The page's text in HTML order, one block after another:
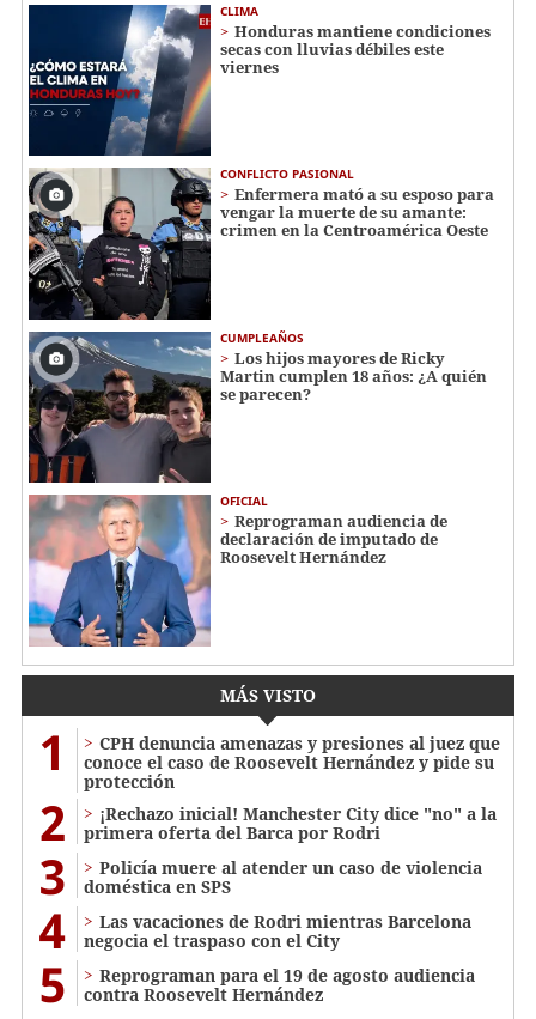
CLIMA
Honduras mantiene condiciones
secas con lluvias débiles este
viernes
CONFLICTO PASIONAL
Enfermera mató a su esposo para
vengar la muerte de su amante:
crimen en la Centroamérica Oeste
CUMPLEAÑOS
Los hijos mayores de Ricky
Martin cumplen 18 años: ¿A quién
se parecen?
OFICIAL
Reprograman audiencia de
declaración de imputado de
Roosevelt Hernández
MÁS VISTO
1
CPH denuncia amenazas y presiones al juez que
conoce el caso de Roosevelt Hernández y pide su
protección
2
¡Rechazo inicial! Manchester City dice "no" a la
primera oferta del Barca por Rodri
3
Policía muere al atender un caso de violencia
doméstica en SPS
4
Las vacaciones de Rodri mientras Barcelona
negocia el traspaso con el City
5
Reprograman para el 19 de agosto audiencia
contra Roosevelt Hernández